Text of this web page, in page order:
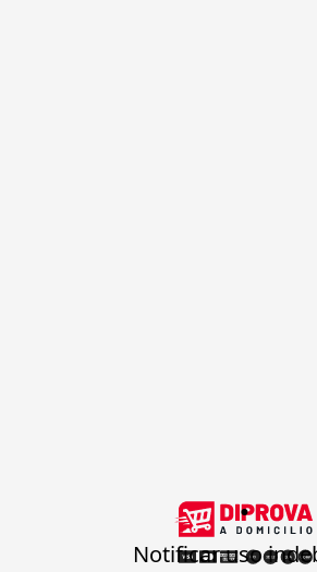
.
Notificar uso